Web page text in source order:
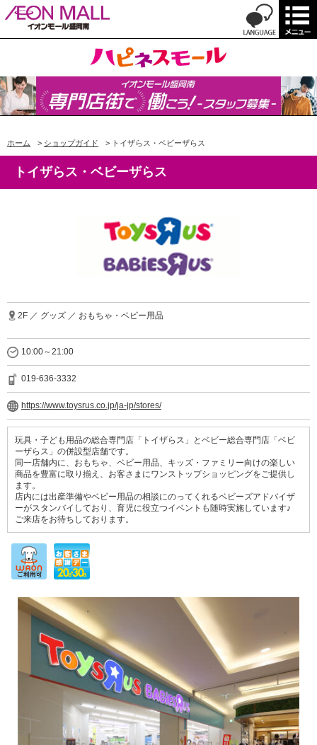
ホーム > ショップガイド > トイザらス・ベビーザらス
トイザらス・ベビーザらス
2F ／ グッズ ／ おもちゃ・ベビー用品
10:00～21:00
019-636-3332
https://www.toysrus.co.jp/ja-jp/stores/
玩具・子ども用品の総合専門店「トイザらス」とベビー総合専門店「ベビ
ーザらス」の併設型店舗です。
同一店舗内に、おもちゃ、ベビー用品、キッズ・ファミリー向けの楽しい
商品を豊富に取り揃え、お客さまにワンストップショッピングをご提供し
ます。
店内には出産準備やベビー用品の相談にのってくれるベビーズアドバイザ
ーがスタンバイしており、育児に役立つイベントも随時実施しています♪
ご来店をお待ちしております。